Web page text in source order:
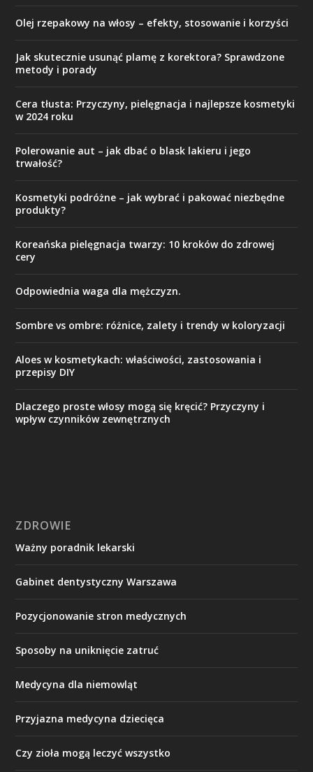
Olej rzepakowy na włosy – efekty, stosowanie i korzyści
Jak skutecznie usunąć plamę z korektora? Sprawdzone
metody i porady
Cera tłusta: Przyczyny, pielęgnacja i najlepsze kosmetyki
w 2024 roku
Polerowanie aut – jak dbać o blask lakieru i jego
trwałość?
Kosmetyki podróżne – jak wybrać i pakować niezbędne
produkty?
Koreańska pielęgnacja twarzy: 10 kroków do zdrowej
cery
Odpowiednia waga dla mężczyzn.
Sombre vs ombre: różnice, zalety i trendy w koloryzacji
Aloes w kosmetykach: właściwości, zastosowania i
przepisy DIY
Dlaczego proste włosy mogą się kręcić? Przyczyny i
wpływ czynników zewnętrznych
ZDROWIE
Ważny poradnik lekarski
Gabinet dentystyczny Warszawa
Pozycjonowanie stron medycznych
Sposoby na uniknięcie zatruć
Medycyna dla niemowląt
Przyjazna medycyna dziecięca
Czy zioła mogą leczyć wszystko